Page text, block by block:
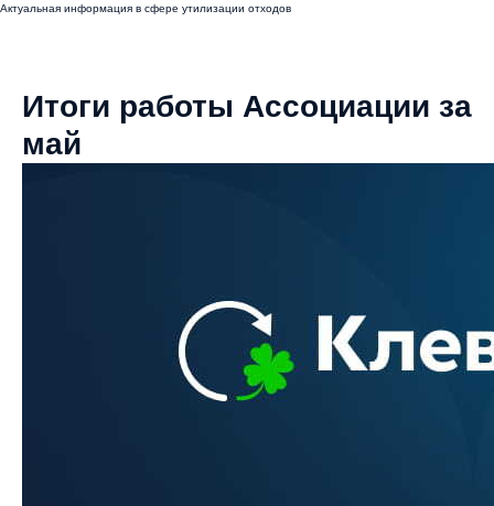
Актуальная информация в сфере утилизации отходов
Итоги работы Ассоциации за
май